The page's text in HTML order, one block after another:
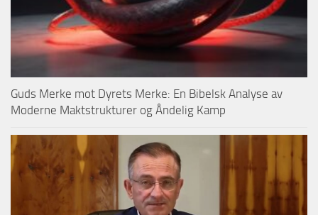
Guds Merke mot Dyrets Merke: En Bibelsk Analyse av
Moderne Maktstrukturer og Åndelig Kamp